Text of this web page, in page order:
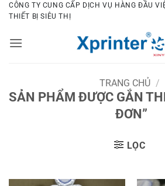
Bỏ
qua
dung
CÔNG TY CUNG CẤP DỊCH VỤ HÀNG ĐẦU
THIẾT BỊ SIÊU THỊ
TRANG CHỦ /
SẢN PHẨM ĐƯỢC GẮN
ĐƠN”
LỌC